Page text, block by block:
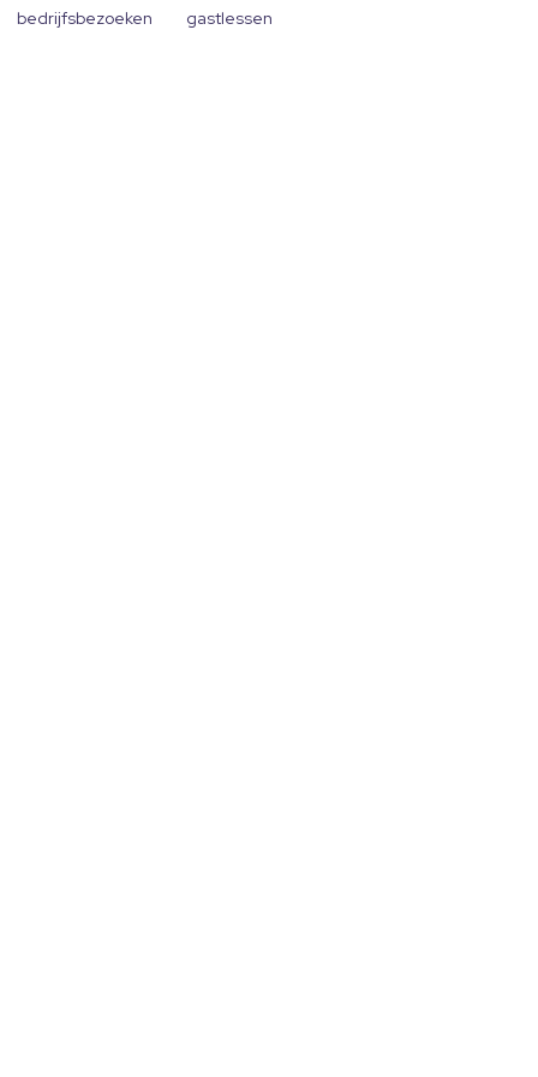
bedrijfsbezoeken gastlessen